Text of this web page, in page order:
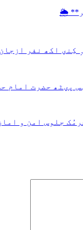
🌦️
کِنؠ اکھ نفر
پؠٹھ حضرت امام
جلوس امن و